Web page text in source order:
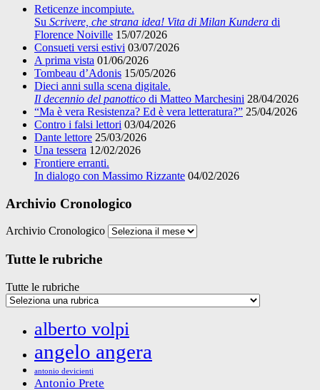
Reticenze incompiute.
Su Scrivere, che strana idea! Vita di Milan Kundera di
Florence Noiville 15/07/2026
Consueti versi estivi 03/07/2026
A prima vista 01/06/2026
Tombeau d’Adonis 15/05/2026
Dieci anni sulla scena digitale.
Il decennio del panottico di Matteo Marchesini 28/04/2026
“Ma è vera Resistenza? Ed è vera letteratura?” 25/04/2026
Contro i falsi lettori 03/04/2026
Dante lettore 25/03/2026
Una tessera 12/02/2026
Frontiere erranti.
In dialogo con Massimo Rizzante 04/02/2026
Archivio Cronologico
Archivio Cronologico
Tutte le rubriche
Tutte le rubriche
alberto volpi
angelo angera
antonio devicienti
Antonio Prete